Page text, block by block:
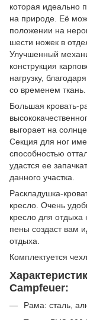
которая идеально
на природе. Её
положении на
шести ножек в
Улучшенный
конструкция
нагрузку,
со временем ткань.
Большая кровать-
выгорает на
Секция для ног
способностью
удастся ее
данного участка.
Раскладушка-
кресло. Очень
кресло для
пены создаст вам
отдыха.
Комплектуется
Campfeuer:
Рама: сталь,